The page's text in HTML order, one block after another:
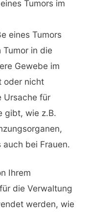
Tumors im
eines Tumors
Tumor in die
Gewebe im
oder nicht
Ursache für
gibt, wie z.B.
bei Frauen.
Ihrem
die Verwaltung
werden, wie